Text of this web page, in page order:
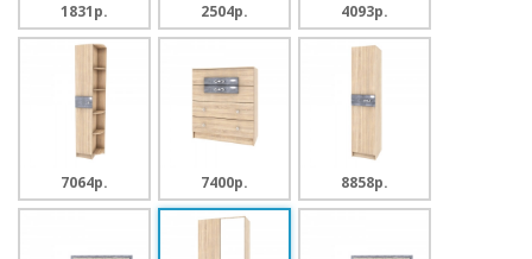
1831p. 2504p. 4093p.
7064p. 7400p. 8858p.